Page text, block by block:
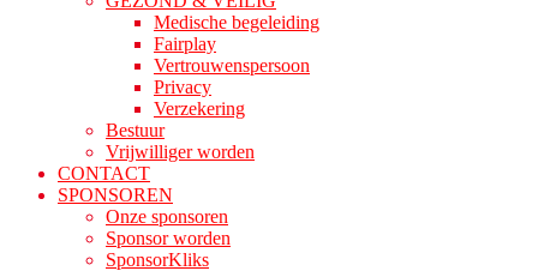
Medische begeleiding
Fairplay
Vertrouwenspersoon
Privacy
Verzekering
Bestuur
Vrijwilliger worden
CONTACT
SPONSOREN
Onze sponsoren
Sponsor worden
SponsorKliks